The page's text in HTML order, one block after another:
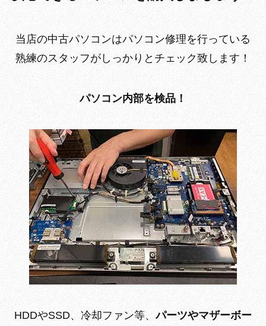
当店の中古パソコンはパソコン修理を行っている
熟練のスタッフがしっかりとチェック致します！
パソコン内部を検品！
HDDやSSD、冷却ファン等、パーツやマザーボー